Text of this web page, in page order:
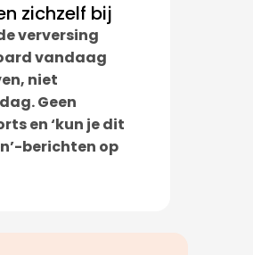
zichzelf bij
verversing
vandaag
niet
Geen
en ‘kun je dit
berichten op